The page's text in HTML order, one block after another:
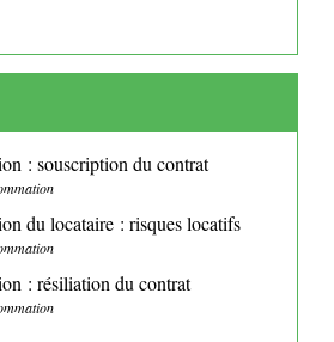
: souscription du contrat
du locataire : risques locatifs
: résiliation du contrat